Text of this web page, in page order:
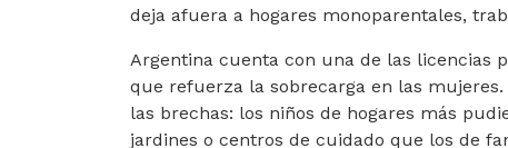
deja afuera a hogares monoparentales,
Argentina cuenta con una de las licencias
que refuerza la sobrecarga en las
las brechas: los niños de hogares más
jardines o centros de cuidado que los de